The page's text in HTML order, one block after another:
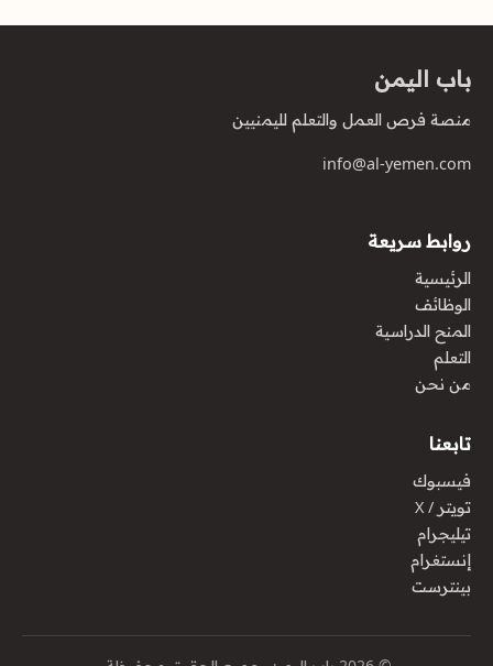
باب اليمن
منصة فرص العمل والتعلم لليمنيين
info@al-yemen.com
روابط سريعة
الرئيسية
الوظائف
المنح الدراسية
التعلم
من نحن
تابعنا
فيسبوك
تويتر / X
تيليجرام
إنستغرام
بينترست